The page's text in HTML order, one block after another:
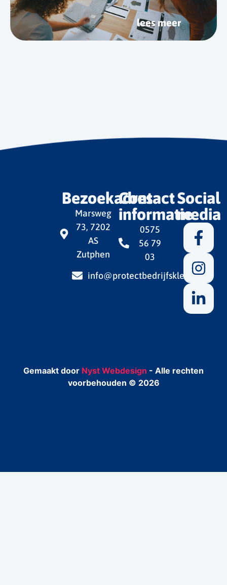
lees meer
Bezoekadres
Marsweg
73, 7202
AS
Zutphen
Contact
informatie
0575
56 79
03
info@protectbedrijfskleding.nl
Social
media
Gemaakt door Nyst Webdesign - Alle rechten
voorbehouden © 2026